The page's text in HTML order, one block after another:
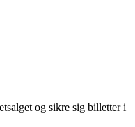
og sikre sig billetter i